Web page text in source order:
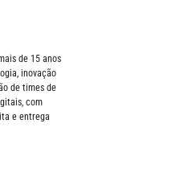
de 15 anos
inovação
de times de
com
e entrega